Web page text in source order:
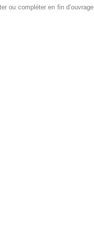
ou compléter en fin d’ouvrage